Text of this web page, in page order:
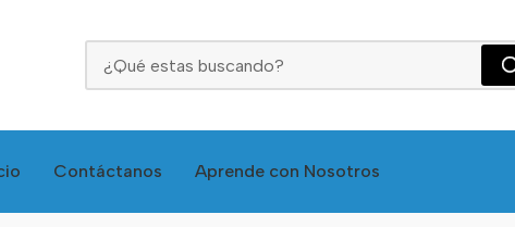
Contáctanos Aprende con Nosotros